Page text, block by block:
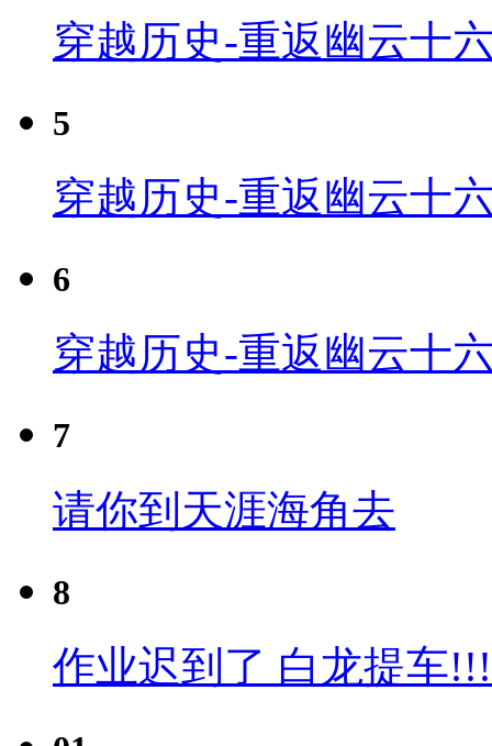
穿越历史-重返幽云十
5
穿越历史-重返幽云十
6
穿越历史-重返幽云十
7
请你到天涯海角去
8
作业迟到了 白龙提车